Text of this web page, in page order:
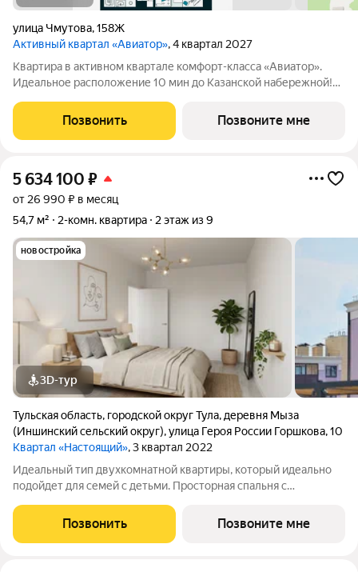
улица Чмутова,158Ж
Активный квартал «Авиатор», 4 квартал 2027
Квартира в активном квартале комфорт-класса «Авиатор».
Идеальное расположение 10 мин до Казанской набережной!
маршрутов), магазины Дикси и Магнит, несколько центров
образования, больница и
Позвонить Позвоните мне
5 634 100 ₽
от 26 990 ₽ в месяц
54,7 м²
2-комн. квартира 2 этаж из 9
новостройка
3D-тур
Тульская область, городской округ Тула, деревня Мыза
(Иншинский сельский округ),улица Героя России Горшкова,10
Квартал «Настоящий», 3 квартал 2022
Идеальный тип двухкомнатной квартиры, который идеально
подойдет для семей с детьми. Просторная спальня с
для 2 детей Функциональная кухня с обеденной зоной
Совмещенный санузел Зона утилити-рум
Позвонить Позвоните мне